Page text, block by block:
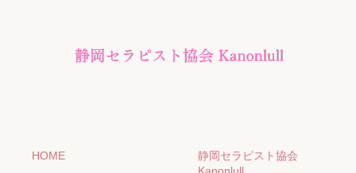
HOME
静岡セラピスト協会